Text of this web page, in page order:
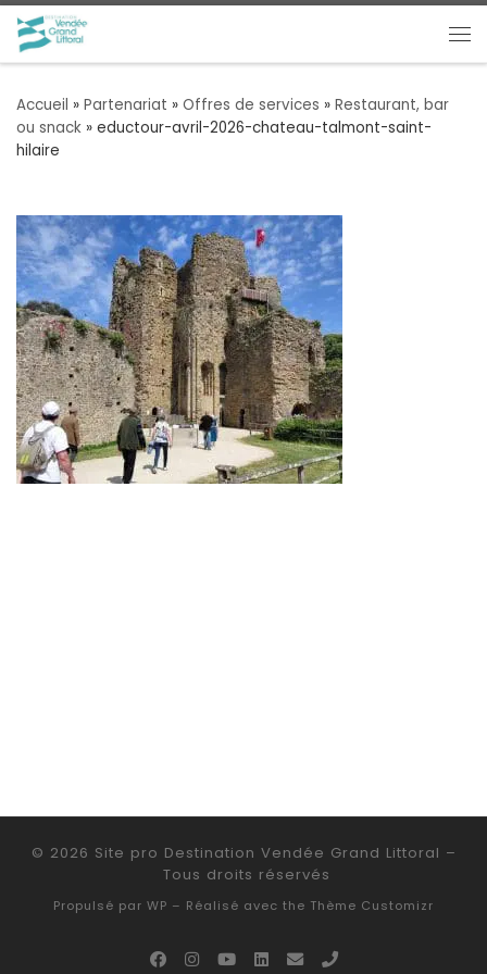
Passer au contenu
Accueil » Partenariat » Offres de services » Restaurant, bar
ou snack » eductour-avril-2026-chateau-talmont-saint-
hilaire
© 2026 Site pro Destination Vendée Grand Littoral –
Tous droits réservés
Propulsé par WP – Réalisé avec the Thème Customizr